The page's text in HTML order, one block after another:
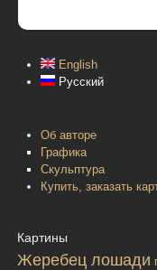
English
Русский
Об авторе
Графика
Скульптура
Купить, заказать
Картины
Жеребец лошади